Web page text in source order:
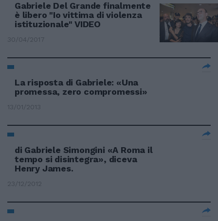
Gabriele Del Grande finalmente
è libero "Io vittima di violenza
istituzionale" VIDEO
30/04/2017
La risposta di Gabriele: «Una
promessa, zero compromessi»
13/01/2013
di Gabriele Simongini «A Roma il
tempo si disintegra», diceva
Henry James.
23/12/2012